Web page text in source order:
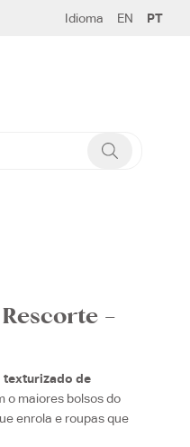
Idioma EN PT
–
texturizado de
o maiores bolsos do
enrola e roupas que